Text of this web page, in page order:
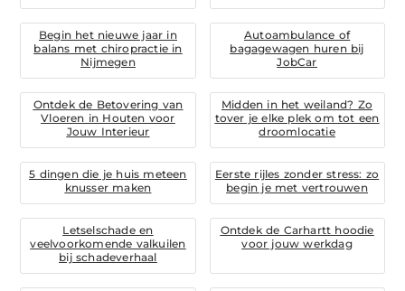
Begin het nieuwe jaar in
balans met chiropractie in
Nijmegen
Autoambulance of
bagagewagen huren bij
JobCar
Ontdek de Betovering van
Vloeren in Houten voor
Jouw Interieur
Midden in het weiland? Zo
tover je elke plek om tot een
droomlocatie
5 dingen die je huis meteen
knusser maken
Eerste rijles zonder stress: zo
begin je met vertrouwen
Letselschade en
veelvoorkomende valkuilen
bij schadeverhaal
Ontdek de Carhartt hoodie
voor jouw werkdag